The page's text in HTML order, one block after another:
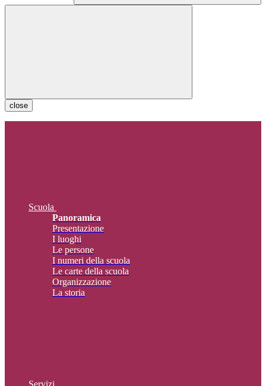
close
Scuola
Panoramica
Presentazione
I luoghi
Le persone
I numeri della scuola
Le carte della scuola
Organizzazione
La storia